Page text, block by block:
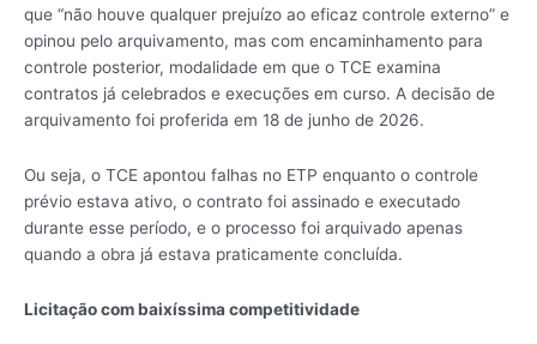
que “não houve qualquer prejuízo ao eficaz controle externo” e
opinou pelo arquivamento, mas com encaminhamento para
controle posterior, modalidade em que o TCE examina
contratos já celebrados e execuções em curso. A decisão de
arquivamento foi proferida em 18 de junho de 2026.
Ou seja, o TCE apontou falhas no ETP enquanto o controle
prévio estava ativo, o contrato foi assinado e executado
durante esse período, e o processo foi arquivado apenas
quando a obra já estava praticamente concluída.
Licitação com baixíssima competitividade